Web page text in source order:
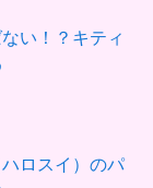
い！？キティ
ロスイ）のパ